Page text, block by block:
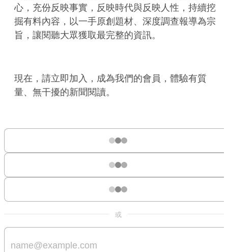
心，充份反映事實，反映時代與反映人性，持續挖
掘有料內容，以一手原創題材、深度調查報導為宗
旨，讓閱聽大眾獲取最完整的資訊。
現在，請立即加入，成為我們的會員，體驗有質
量、無干擾的新聞閱讀。
或